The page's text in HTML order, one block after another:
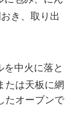
き、取り出
中火に落と
たは天板に網
たオーブンで